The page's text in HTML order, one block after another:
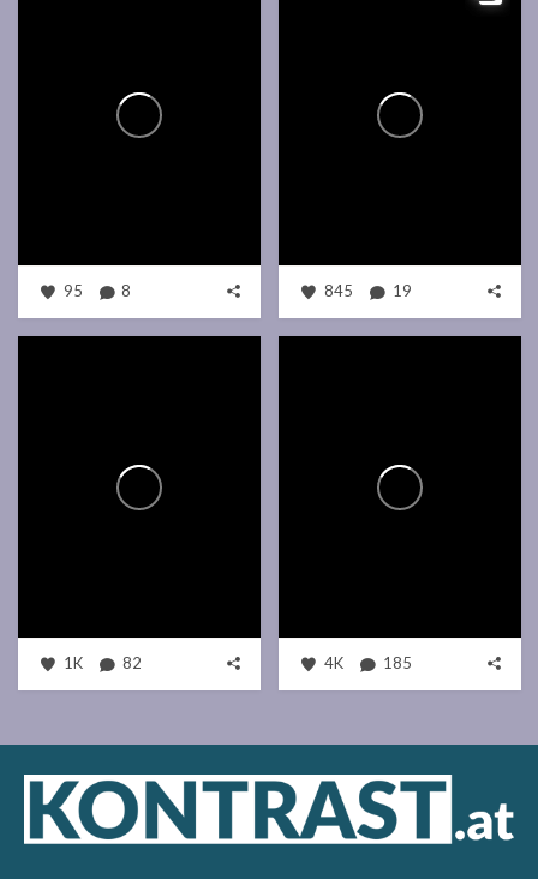
95 8 845 19
1K 82 4K 185